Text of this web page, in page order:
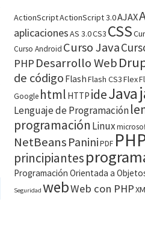
ActionScriptActionScript 3.0AJAX
aplicacionesAS 3.0CS3 CSS
Curso Android Curso Java
PHP Desarrollo Web
de código FlashFlash CS3Flex
Google html HTTP ideJava
Lenguaje de Programación
programación Linux
NetBeans PaniniPDF
principiantes
Programación Orientada a
Seguridad webWeb con PHP